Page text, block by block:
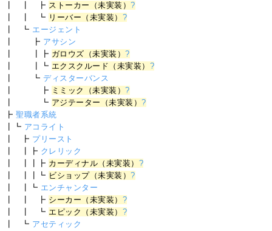
┃ ┃ ┣ ストーカー（未実装）?
┃ ┃ ┗ リーバー（未実装） ?
┃ ┗ エージェント
┃ ┣ アサシン
┃ ┃┣ ガロウズ（未実装）?
┃ ┃┗ エクスクルード（未実装） ?
┃ ┗ディスターバンス
┃ ┣ ミミック（未実装）?
┃ ┗ アジテーター（未実装）?
┣聖職者系統
┃┗ アコライト
┃ ┣ プリースト
┃ ┃┣ クレリック
┃ ┃┃┣ カーディナル（未実装） ?
┃ ┃┃┗ ビショップ（未実装）?
┃ ┃┗ エンチャンター
┃ ┃ ┣ シーカー（未実装） ?
┃ ┃ ┗ エピック（未実装） ?
┃ ┗ アセティック